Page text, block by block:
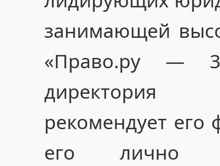
занимающей
«Право.ру —
директория
рекомендует
его лично